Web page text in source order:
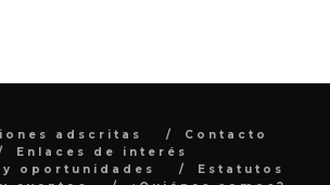
adscritas
Contacto
Enlaces de interés
y oportunidades
Estatutos